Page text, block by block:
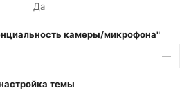
Да
камеры/микрофона"
—
темы